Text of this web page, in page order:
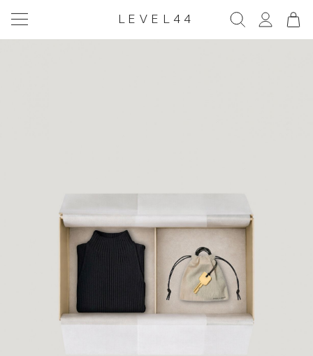
LEVEL44